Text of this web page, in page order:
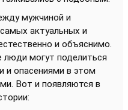
мужчиной и
актуальных и
и объяснимо.
люди могут поделиться
и опасениями в этом
Вот и появляются в